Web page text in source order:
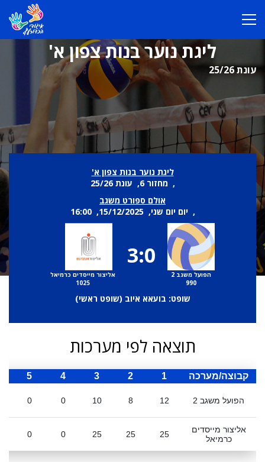
ליגת נוער בנות צפון א'
עונת 25/26
ליגת נוער בנות צפון א'
, מחזור 6, עונת 25/26
אולם ספורט משגב
, יום יום שני, 15/12/2025, 16:00
הפועל משגב 2
990
3:0
אליצור מייסדים כרמיאל
1025
שופט: בועאא איוב (שופט ראשי)
תוצאה לפי מערכות
קבוצה/מערכה 1
2
3
4
5
הפועל משגב 2 12
8
10
0
0
אליצור מייסדים
כרמיאל
25
25
25
0
0